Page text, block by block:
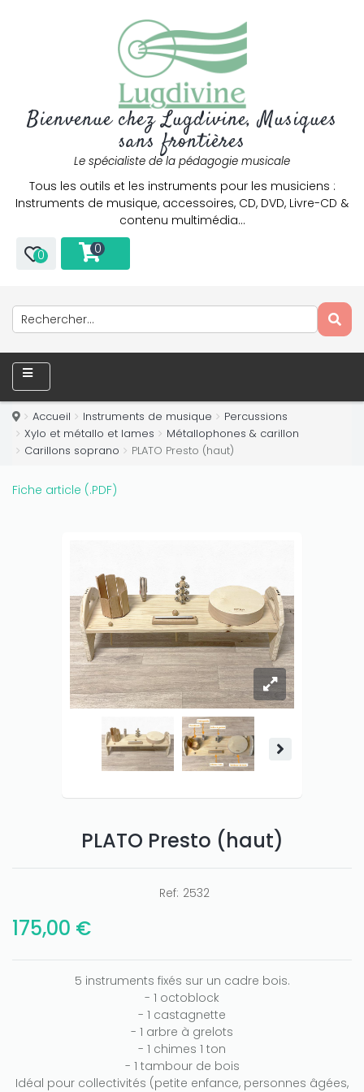
Bienvenue chez Lugdivine, Musiques
sans frontières
Le spécialiste de la pédagogie musicale
Tous les outils et les instruments pour les musiciens :
Instruments de musique, accessoires, CD, DVD, Livre-CD &
contenu multimédia…
0 0
Accueil Instruments de musique
Percussions
Xylo et métallo et lames
Métallophones & carillon
Carillons soprano
PLATO Presto (haut)
Fiche article (.PDF)
PLATO Presto (haut)
Ref: 2532
175,00 €
5 instruments fixés sur un cadre bois.
- 1 octoblock
- 1 castagnette
- 1 arbre à grelots
- 1 chimes 1 ton
- 1 tambour de bois
Idéal pour collectivités (petite enfance, personnes âgées,